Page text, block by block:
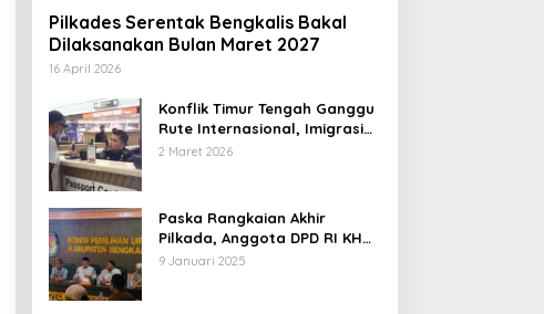
Pilkades Serentak Bengkalis Bakal
Dilaksanakan Bulan Maret 2027
16 April 2026
Konflik Timur Tengah Ganggu
Rute Internasional, Imigrasi
Siapkan Langkah Antisipatif
2 Maret 2026
Paska Rangkaian Akhir
Pilkada, Anggota DPD RI KH
Muhammad Mursyid
9 Januari 2025